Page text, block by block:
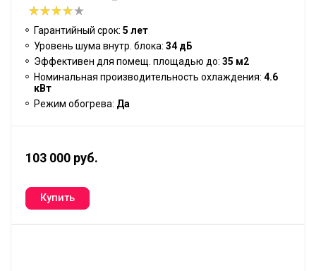
Гарантийный срок: 5 лет
Уровень шума внутр. блока: 34 дБ
Эффективен для помещ. площадью до: 35 м2
Номинальная производительность охлаждения: 4.6
кВт
Режим обогрева: Да
103 000 руб.